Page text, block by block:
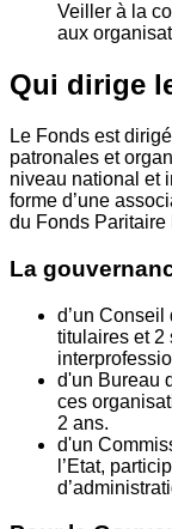
Veiller à la
aux
Qui dirige
Le Fonds est
patronales et
niveau national et
forme d’une
du Fonds
La
d’un Conseil
titulaires et 2
d'un Bureau
ces
2 ans.
d'un
l’Etat,